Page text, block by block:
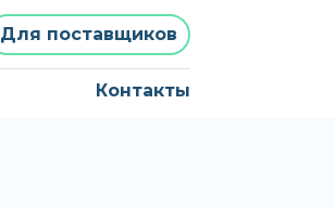
Для поставщиков
Контакты